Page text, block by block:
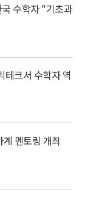
수학자 "기초과
테크서 수학자 역
멘토링 개최